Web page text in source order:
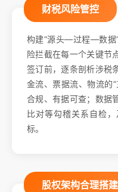
财税风险管控
构建“源头—过程—数据
险拦截在每一个关键节
签订前，逐条剖析涉税
金流、票据流、物流的
合规、有据可查；数据
比对等勾稽关系自检
标。
股权架构合理搭建